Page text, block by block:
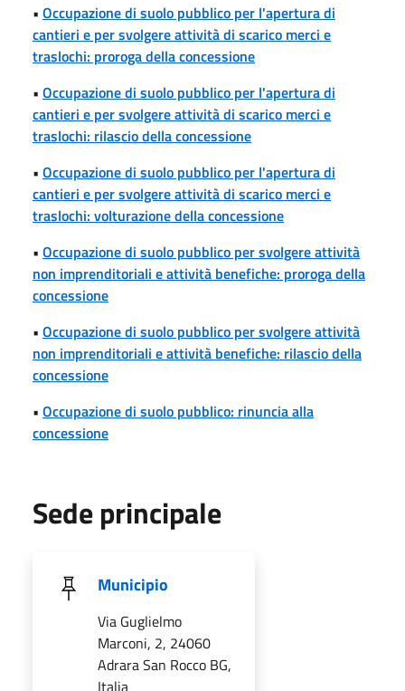
• Occupazione di suolo pubblico per l'apertura di
cantieri e per svolgere attività di scarico merci e
traslochi: proroga della concessione
• Occupazione di suolo pubblico per l'apertura di
cantieri e per svolgere attività di scarico merci e
traslochi: rilascio della concessione
• Occupazione di suolo pubblico per l'apertura di
cantieri e per svolgere attività di scarico merci e
traslochi: volturazione della concessione
• Occupazione di suolo pubblico per svolgere attività
non imprenditoriali e attività benefiche: proroga della
concessione
• Occupazione di suolo pubblico per svolgere attività
non imprenditoriali e attività benefiche: rilascio della
concessione
• Occupazione di suolo pubblico: rinuncia alla
concessione
Sede principale
Municipio
Via Guglielmo
Marconi, 2, 24060
Adrara San Rocco BG,
Italia